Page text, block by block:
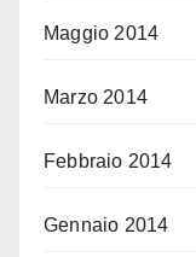
Maggio 2014
Marzo 2014
Febbraio 2014
Gennaio 2014